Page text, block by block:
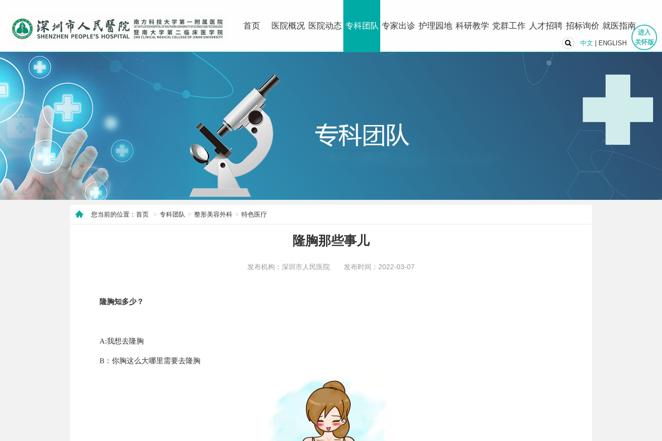
首页 医院概况 医院动态 专科团队 专家出诊 护理园地 科研教学 党群工作 人才招聘 招标询价 就医指南
进入
关怀版
中文 ENGLISH
您当前的位置：首页 专科团队 整形美容外科 特色医疗
隆胸那些事儿
发布机构：深圳市人民医院 发布时间：2022-03-07
隆胸知多少？
A:我想去隆胸
B：你胸这么大哪里需要去隆胸